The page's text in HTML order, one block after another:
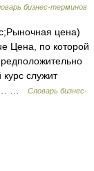
бизнес-терминов
цена)
Цена, по которой
служит
…
Словарь бизнес-